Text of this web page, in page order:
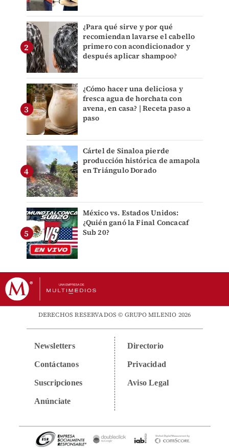
¿Para qué sirve y por qué
recomiendan lavarse el cabello
primero con acondicionador y
después aplicar shampoo?
¿Cómo hacer una deliciosa y
fresca agua de horchata con
avena, en casa? | Receta paso a
paso
Cártel de Sinaloa pierde
producción histórica de amapola
en Triángulo Dorado
México vs. Estados Unidos:
¿Quién ganó la Final Concacaf
Sub 20?
DERECHOS RESERVADOS © GRUPO MILENIO 2026
Newsletters
Contáctanos
Suscripciones
Anúnciate
Directorio
Privacidad
Aviso Legal